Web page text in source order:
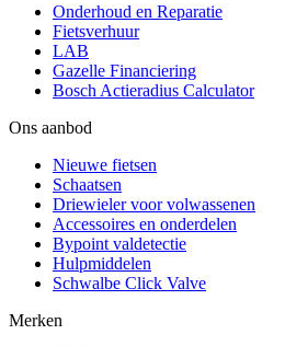
Onderhoud en Reparatie
Fietsverhuur
LAB
Gazelle Financiering
Bosch Actieradius Calculator
Ons aanbod
Nieuwe fietsen
Schaatsen
Driewieler voor volwassenen
Accessoires en onderdelen
Bypoint valdetectie
Hulpmiddelen
Schwalbe Click Valve
Merken